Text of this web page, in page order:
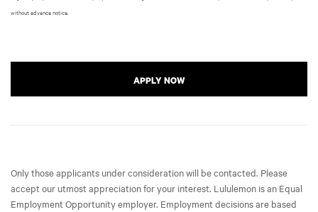
without advance notice.
APPLY NOW
Only those applicants under consideration will be contacted. Please
accept our utmost appreciation for your interest. Lululemon is an Equal
Employment Opportunity employer. Employment decisions are based